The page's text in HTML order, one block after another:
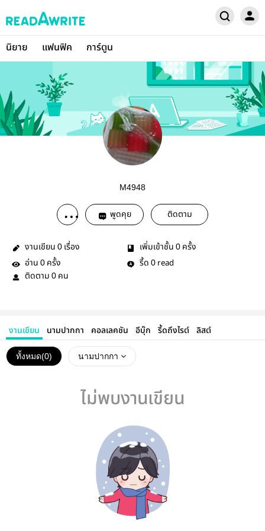
นิยาย แฟนฟิค การ์ตูน
M4948
พูดคุย ติดตาม
งานเขียน 0 เรื่อง เพิ่มเข้าชั้น 0 ครั้ง
อ่าน 0 ครั้ง รี้ด 0 read
ติดตาม 0 คน
งานเขียน นามปากกา คอลเลคชัน อีบุ๊ก รี้ดถึงไรต์ ลิสต์
ทั้งหมด(0) นามปากกา
ไม่พบงานเขียน